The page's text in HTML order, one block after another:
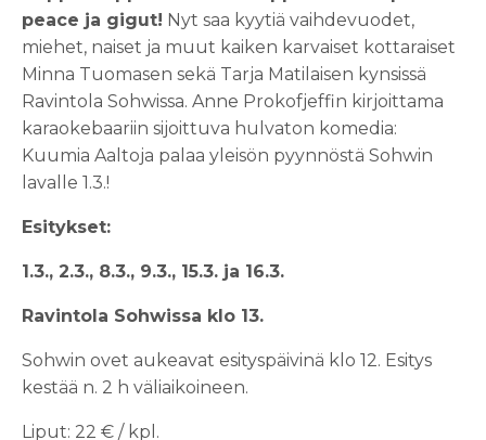
peace ja gigut! Nyt saa kyytiä vaihdevuodet,
miehet, naiset ja muut kaiken karvaiset kottaraiset
Minna Tuomasen sekä Tarja Matilaisen kynsissä
Ravintola Sohwissa. Anne Prokofjeffin kirjoittama
karaokebaariin sijoittuva hulvaton komedia:
Kuumia Aaltoja palaa yleisön pyynnöstä Sohwin
lavalle 1.3.!
Esitykset:
1.3., 2.3., 8.3., 9.3., 15.3. ja 16.3.
Ravintola Sohwissa klo 13.
Sohwin ovet aukeavat esityspäivinä klo 12. Esitys
kestää n. 2 h väliaikoineen.
Liput: 22 € / kpl.